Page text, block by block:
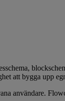
att bygga upp
användare.